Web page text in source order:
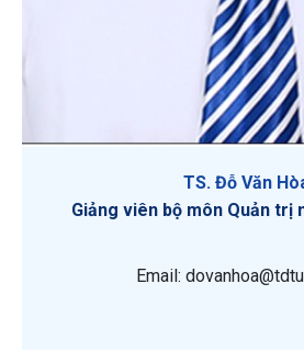
TS. Đỗ Văn
Giảng viên bộ môn Quản trị
Email: